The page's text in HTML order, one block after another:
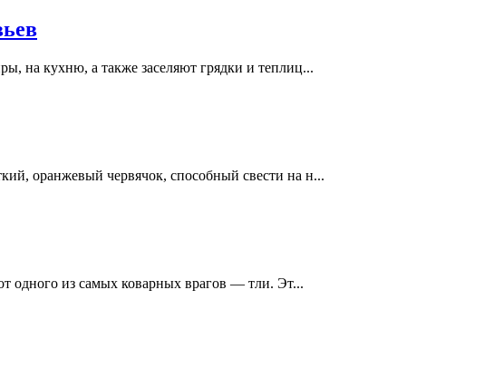
на кухню, а также заселяют грядки и теплиц...
оранжевый червячок, способный свести на н...
одного из самых коварных врагов — тли. Эт...